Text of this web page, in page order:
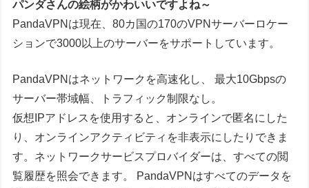
パンダさんの絵柄がかわいいですよね～
PandaVPNは現在、80カ国の170のVPNサーバーロケー
ションで3000以上のサーバーをサポートしています。
PandaVPNはネットワークを高速化し、 最大10Gbpsの
サーバー帯域幅、トラフィック制限なし。
仮想IPアドレスを使用すると、オンラインで匿名にした
り、オンラインアクティビティを非表示にしたりできま
す。ネットワークサービスプロバイダーは、すべての閲
覧履歴を照会できます。 PandaVPNはすべてのデータを